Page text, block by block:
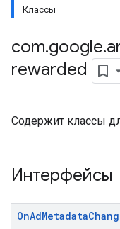
Классы
com.google.
rewarded
Содержит классы
Интерфейсы
OnAdMetadata